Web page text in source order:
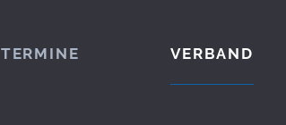
TERMINE VERBAND